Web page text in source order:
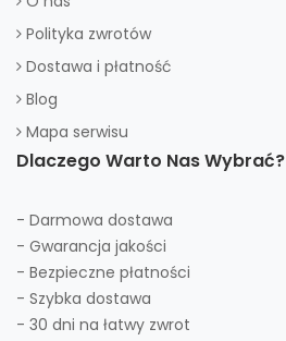
Polityka zwrotów
Dostawa i płatność
Blog
Mapa serwisu
Dlaczego Warto Nas Wybrać?
- Darmowa dostawa
- Gwarancja jakości
- Bezpieczne płatności
- Szybka dostawa
- 30 dni na łatwy zwrot